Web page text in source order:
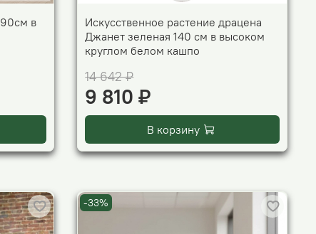
в
Искусственное растение драцена
Джанет зеленая 140 см в высоком
круглом белом кашпо
14 642 ₽
9 810 ₽
В корзину
-33%